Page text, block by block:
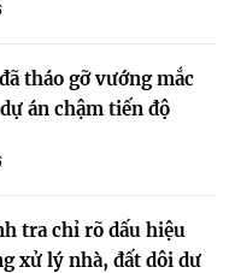
tháo gỡ vướng mắc
án chậm tiến độ
tra chỉ rõ dấu hiệu
xử lý nhà, đất dôi dư